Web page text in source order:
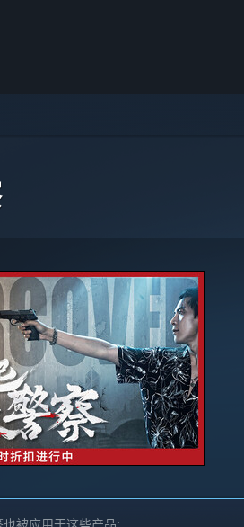
被应用于这些产品: